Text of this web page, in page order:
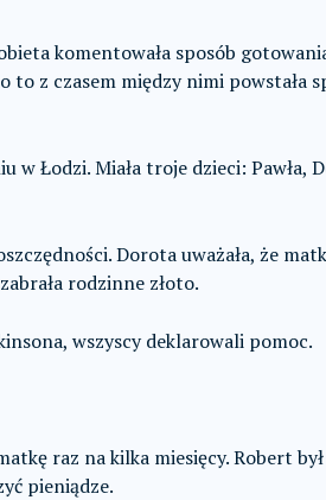
komentowała sposób
to z czasem między nimi powstała
w Łodzi. Miała troje dzieci: Pawła,
Dorota uważała, że
rodzinne złoto.
wszyscy deklarowali pomoc.
raz na kilka miesięcy. Robert
pieniądze.